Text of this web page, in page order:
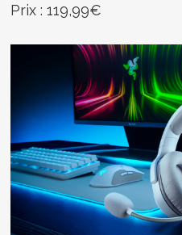
Prix : 119,99€